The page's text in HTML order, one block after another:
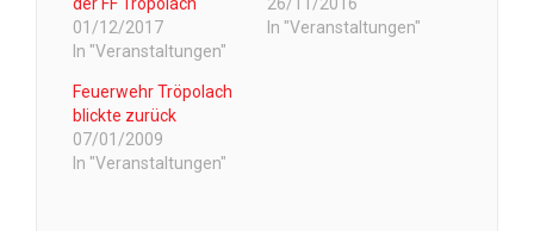
01/12/2017
In "Veranstaltungen"
In "Veranstaltungen"
Feuerwehr Tröpolach
blickte zurück
07/01/2009
In "Veranstaltungen"